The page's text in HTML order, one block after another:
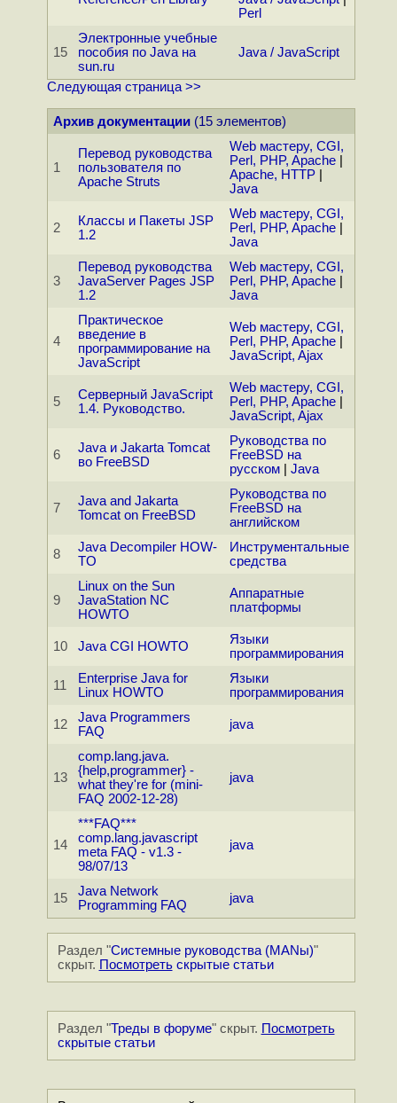
Perl
15
Электронные учебные
пособия по Java на
sun.ru
Java / JavaScript
Следующая страница >>
Архив документации(15 элементов)
1
Перевод руководства
пользователя по
Apache Struts
Web мастеру, CGI,
Perl, PHP, Apache|
Apache, HTTP|
Java
2
Классы и Пакеты JSP
1.2
Web мастеру, CGI,
Perl, PHP, Apache|
Java
3
Перевод руководства
JavaServer Pages JSP
1.2
Web мастеру, CGI,
Perl, PHP, Apache|
Java
4
Практическое
введение в
программирование на
JavaScript
Web мастеру, CGI,
Perl, PHP, Apache|
JavaScript, Ajax
5
Серверный JavaScript
1.4. Руководство.
Web мастеру, CGI,
Perl, PHP, Apache|
JavaScript, Ajax
6
Java и Jakarta Tomcat
во FreeBSD
Руководства по
FreeBSD на
русском| Java
7
Java and Jakarta
Tomcat on FreeBSD
Руководства по
FreeBSD на
английском
8
Java Decompiler HOW-
TO
Инструментальные
средства
9
Linux on the Sun
JavaStation NC
HOWTO
Аппаратные
платформы
10 Java CGI HOWTO
Языки
программирования
11
Enterprise Java for
Linux HOWTO
Языки
программирования
12
Java Programmers
FAQ
java
13
comp.lang.java.
{help,programmer} -
what they're for (mini-
FAQ 2002-12-28)
java
14
***FAQ***
comp.lang.javascript
meta FAQ - v1.3 -
98/07/13
java
15
Java Network
Programming FAQ
java
Раздел "Системные руководства (MANы)"
скрыт. Посмотретьскрытые статьи
Раздел "Треды в форуме" скрыт. Посмотреть
скрытые статьи